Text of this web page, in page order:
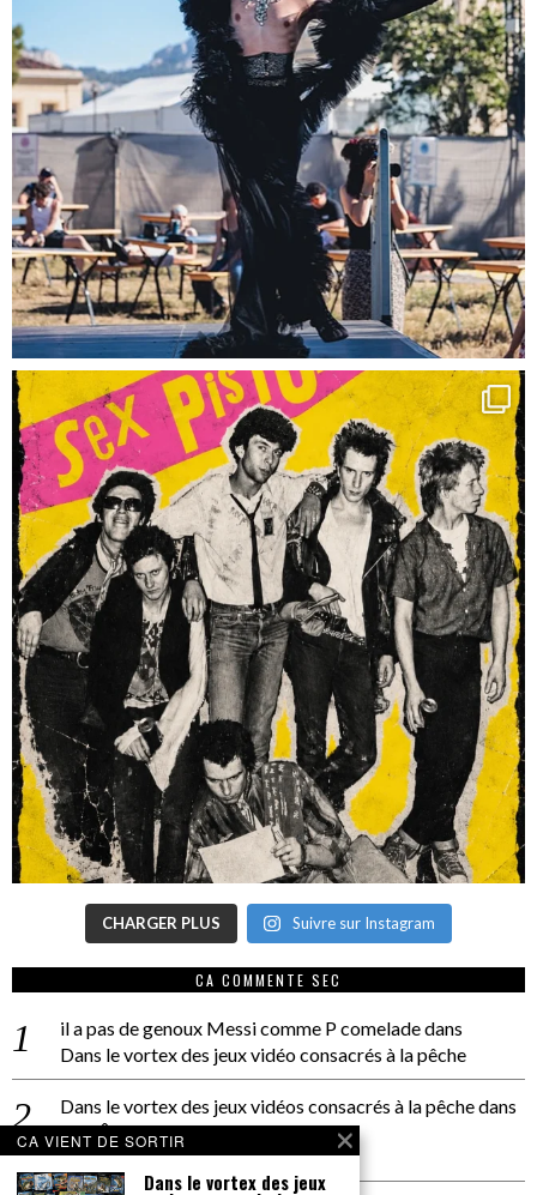
CHARGER PLUS Suivre sur Instagram
CA COMMENTE SEC
il a pas de genoux Messi comme P comeladedans
Dans le vortex des jeux vidéo consacrés à la pêche
Dans le vortex des jeux vidéos consacrés à la pêchedans
PACÔME THIELLEMENT
La séance d’Hip Gnose
CA VIENT DE SORTIR
Dans le vortex des jeux